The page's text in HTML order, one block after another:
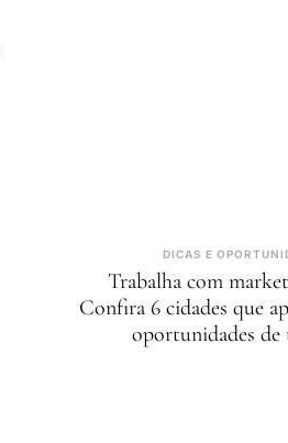
DICAS E
Trabalha com
Confira 6 cidades que
oportunidades de